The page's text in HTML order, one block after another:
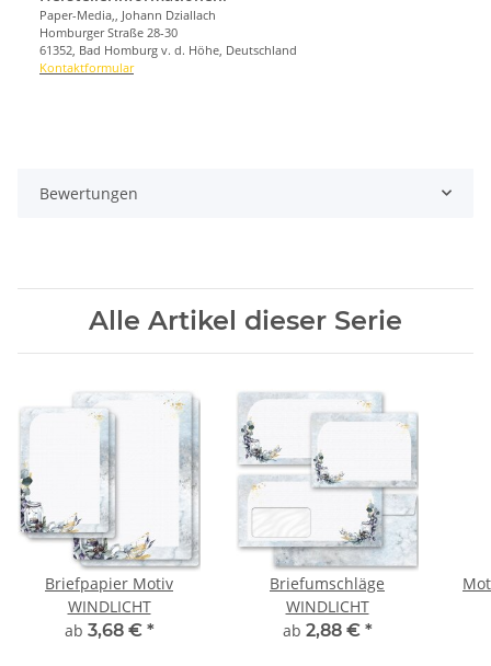
Paper-Media,, Johann Dziallach
Homburger Straße 28-30
61352, Bad Homburg v. d. Höhe, Deutschland
Kontaktformular
Bewertungen
Alle Artikel dieser Serie
Briefpapier Motiv
WINDLICHT
ab 3,68 € *
Briefumschläge
WINDLICHT
ab 2,88 € *